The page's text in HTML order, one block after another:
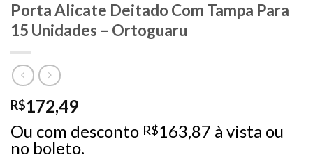
Porta Alicate Deitado Com Tampa Para
15 Unidades – Ortoguaru
R$172,49
Ou com desconto R$163,87 à vista ou
no boleto.